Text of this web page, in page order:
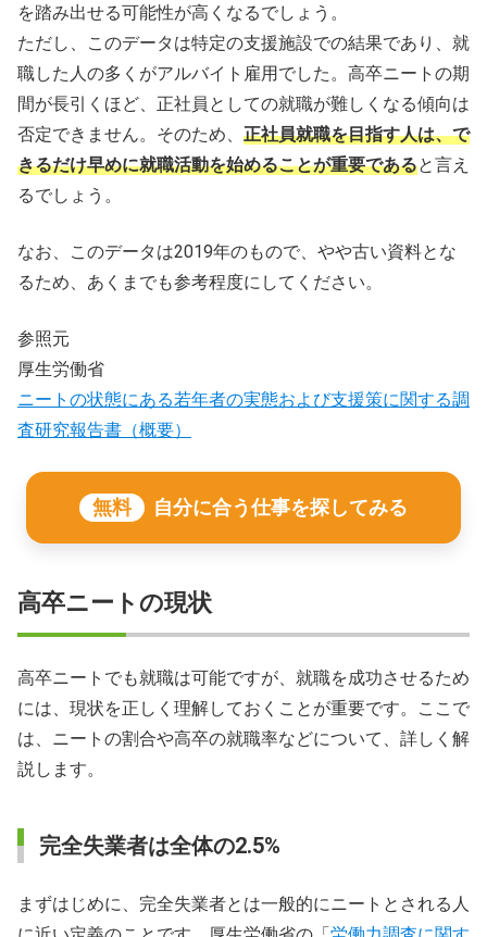
を踏み出せる可能性が高くなるでしょう。
ただし、このデータは特定の支援施設での結果であり、就
職した人の多くがアルバイト雇用でした。高卒ニートの期
間が長引くほど、正社員としての就職が難しくなる傾向は
否定できません。そのため、 正社員就職を目指す人は、で
きるだけ早めに就職活動を始めることが重要であると言え
るでしょう。
なお、このデータは2019年のもので、やや古い資料とな
るため、あくまでも参考程度にしてください。
参照元
厚生労働省
ニートの状態にある若年者の実態および支援策に関する調
査研究報告書（概要）
無料 自分に合う仕事を探してみる
高卒ニートの現状
高卒ニートでも就職は可能ですが、就職を成功させるため
には、現状を正しく理解しておくことが重要です。ここで
は、ニートの割合や高卒の就職率などについて、詳しく解
説します。
完全失業者は全体の2.5%
まずはじめに、完全失業者とは一般的にニートとされる人